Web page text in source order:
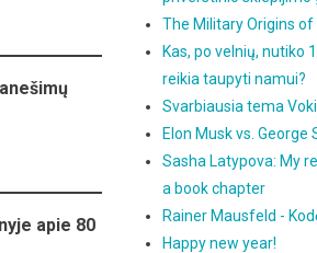
apie 80
The Military Origins of
Kas, po velnių, nutiko
reikia taupyti namui?
Svarbiausia tema
Elon Musk vs. George
Sasha Latypova: My
a book chapter
Rainer Mausfeld -
Happy new year!